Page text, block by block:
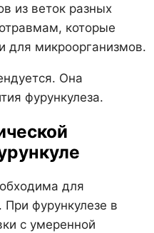
из веток разных
которые
для микроорганизмов.
Она
фурункулеза.
для
фурункулезе в
с умеренной